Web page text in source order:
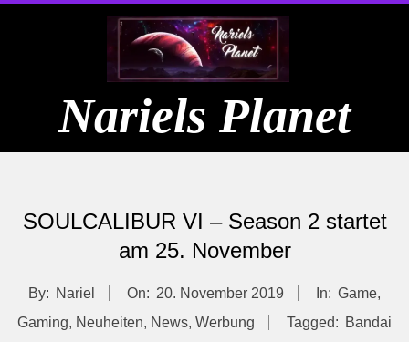
Nariels Planet
Menu
SOULCALIBUR VI – Season 2 startet
am 25. November
By: Nariel On: 20. November 2019 In: Game,
Gaming, Neuheiten, News, Werbung Tagged: Bandai